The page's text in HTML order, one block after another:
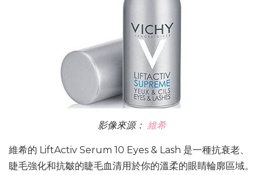
影像來源： 維希
維希的 LiftActiv Serum 10 Eyes & Lash 是一種抗衰老、
睫毛強化和抗皺的睫毛血清用於你的溫柔的眼睛輪廓區域。